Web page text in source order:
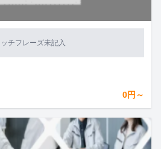
チフレーズ未記入
0円～